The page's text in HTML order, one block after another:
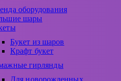
оборудования
шары
Букет из шаров
Крафт букет
гирлянды
Для новорожденных